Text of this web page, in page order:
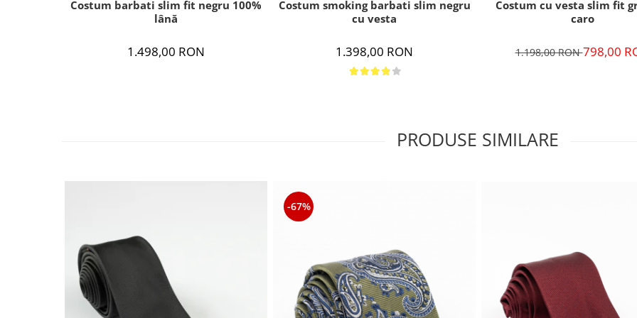
Costum barbati slim fit negru 100%
lână
1.498,00 RON
Costum smoking barbati slim negru
cu vesta
1.398,00 RON
Costum cu vesta slim fit
caro
1.198,00 RON798,00
PRODUSE SIMILARE
-67%